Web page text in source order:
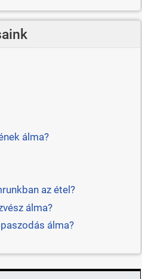
álma?
az étel?
álma?
álma?